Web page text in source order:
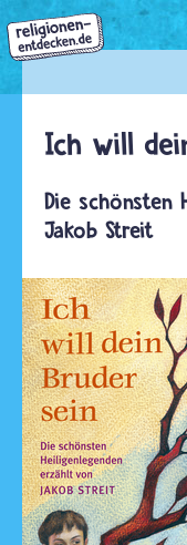
Direkt
zum
Inhalt
Ich will
Die schönsten
Jakob Streit